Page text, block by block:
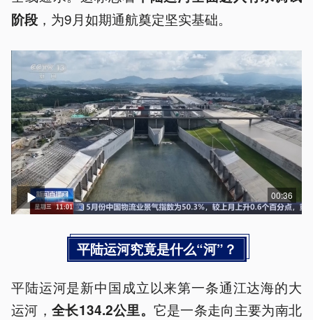
阶段 ，为9月如期通航奠定坚实基础。
00:36
平陆运河究竟是什么“河”？
平陆运河是新中国成立以来第一条通江达海的大
运河， 全长134.2公里。 它是一条走向主要为南北